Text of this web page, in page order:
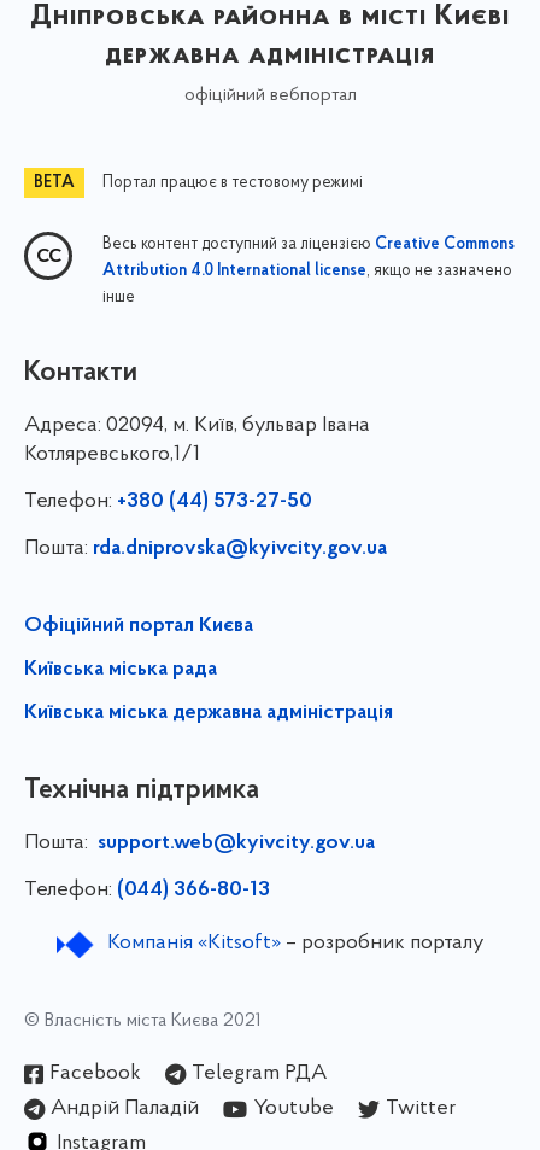
Дніпровська районна в місті Києві
державна адміністрація
офіційний вебпортал
Портал працює в тестовому режимі
Весь контент доступний за ліцензією Creative Commons
Attribution 4.0 International license, якщо не зазначено
інше
Контакти
Адреса: 02094, м. Київ, бульвар Івана
Котляревського,1/1
Телефон: +380 (44) 573-27-50
Пошта: rda.dniprovska@kyivcity.gov.ua
Офіційний портал Києва
Київська міська рада
Київська міська державна адміністрація
Технічна підтримка
Пошта: support.web@kyivcity.gov.ua
Телефон: (044) 366-80-13
Компанія «Kitsoft»– розробник порталу
© Власність міста Києва 2021
Facebook
Telegram РДА
Андрій Паладій
Youtube
Twitter
Instagram